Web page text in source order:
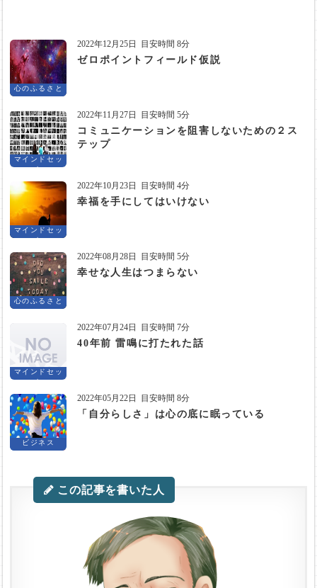
心のふるさと
2022年12月25日 目安時間 8分
ゼロポイントフィールド仮説
マインドセッ
ト
2022年11月27日 目安時間 5分
コミュニケーションを阻害しないための２ス
テップ
マインドセッ
ト
2022年10月23日 目安時間 4分
幸福を手にしてはいけない
心のふるさと
2022年08月28日 目安時間 5分
幸せな人生はつまらない
マインドセッ
ト
2022年07月24日 目安時間 7分
40年前 雷鳴に打たれた話
ビジネス
2022年05月22日 目安時間 8分
「自分らしさ」は心の底に眠っている
この記事を書いた人